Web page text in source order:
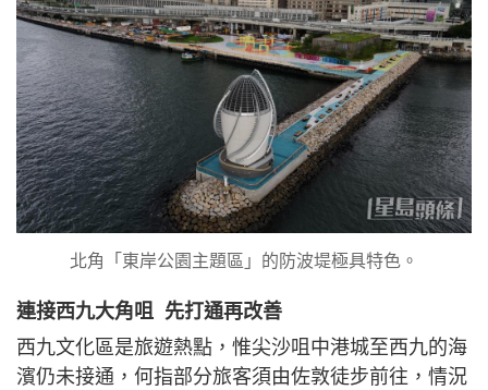
北角「東岸公園主題區」的防波堤極具特色。
連接西九大角咀 先打通再改善
西九文化區是旅遊熱點，惟尖沙咀中港城至西九的海
濱仍未接通，何指部分旅客須由佐敦徒步前往，情況